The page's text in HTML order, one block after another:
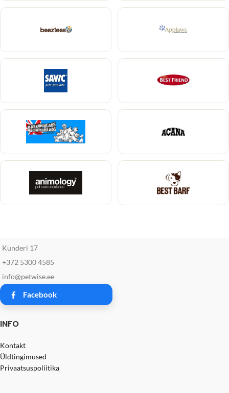
Kunderi 17
+372 5300 4585
info@petwise.ee
Facebook
INFO
Kontakt
Üldtingimused
Privaatsuspoliitika